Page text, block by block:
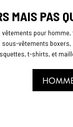
MAIS PAS
pour homme,
vêtements
t-shirts, et